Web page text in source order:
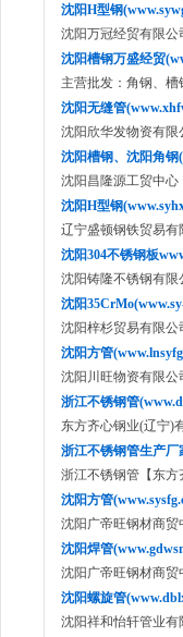
沈阳H型钢
沈阳万冠经贸有限公
沈阳槽钢万盛经贸
主营批发：角钢、槽
沈阳无缝管
沈阳欣华发物资有限
沈阳槽钢、沈阳角钢
沈阳昌隆源工贸中心
沈阳H型钢
辽宁盛顿钢铁贸易有
沈阳304不锈钢板
沈阳铸隆不锈钢有限
沈阳
沈阳梓杉贸易有限公
沈阳方管
沈阳川旺物资有限公
浙江不锈钢管
东方齐心钢业(辽宁)
浙江不锈钢管生产厂
浙江不锈钢管【东方
沈阳方管
沈阳广帝旺钢材商贸
沈阳焊管
沈阳广帝旺钢材商贸
沈阳螺旋管
沈阳祥和怡轩管业有